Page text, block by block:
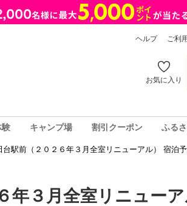
ヘルプ ご利
お気に入り
験 キャンプ場 割引クーポン ふる
駅前（２０２６年３月全室リニューアル） 宿泊
３月全室リニューア